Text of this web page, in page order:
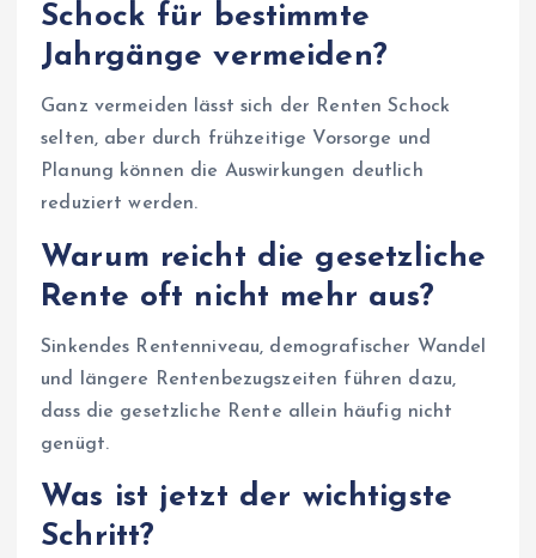
Schock für bestimmte
Jahrgänge vermeiden?
Ganz vermeiden lässt sich der Renten Schock
selten, aber durch frühzeitige Vorsorge und
Planung können die Auswirkungen deutlich
reduziert werden.
Warum reicht die gesetzliche
Rente oft nicht mehr aus?
Sinkendes Rentenniveau, demografischer Wandel
und längere Rentenbezugszeiten führen dazu,
dass die gesetzliche Rente allein häufig nicht
genügt.
Was ist jetzt der wichtigste
Schritt?